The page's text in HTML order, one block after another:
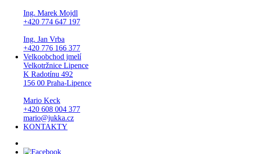
Ing. Marek Mojdl
+420 774 647 197
Ing. Jan Vrba
+420 776 166 377
Velkoobchod jmelí
Velkotržnice Lipence
K Radotínu 492
156 00 Praha-Lipence
Mario Keck
+420 608 004 377
mario@jukka.cz
KONTAKTY